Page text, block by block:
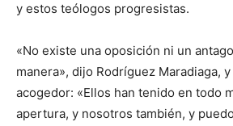
y estos teólogos progresistas.
«No existe una oposición ni un
manera», dijo Rodríguez Maradiaga,
acogedor: «Ellos han tenido en todo
apertura, y nosotros también, y